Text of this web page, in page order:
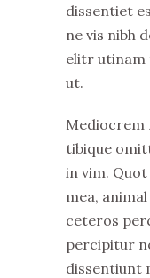
dissentiet
ne vis nibh
elitr utinam
ut.
Mediocrem
tibique
in vim.
mea,
ceteros
percipitur
dissentiunt